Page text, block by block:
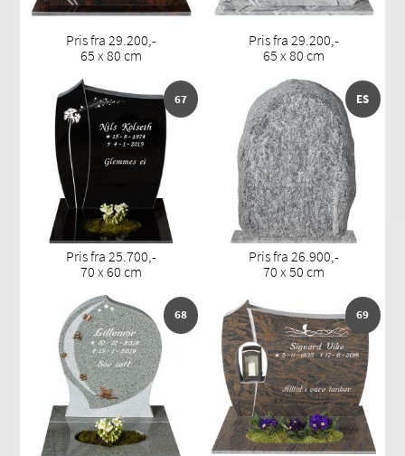
Pris fra 29.200,-
65 x 80 cm
Pris fra 29.200,-
65 x 80 cm
67
Pris fra 25.700,-
70 x 60 cm
ES
Pris fra 26.900,-
70 x 50 cm
68 69